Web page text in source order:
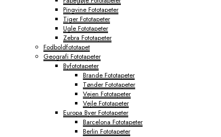
Pingvine Fototapeter
Tiger Fototapeter
Ugle Fototapeter
Zebra Fototapeter
Fodboldfototapet
Geografi Fototapeter
Byfototapeter
Brande Fototapeter
Tønder Fototapeter
Vejen Fototapeter
Vejle Fototapeter
Europa Byer Fototapeter
Barcelona Fototapeter
Berlin Fototapeter